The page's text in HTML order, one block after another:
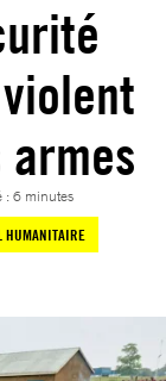
armes
: 6 minutes
HUMANITAIRE